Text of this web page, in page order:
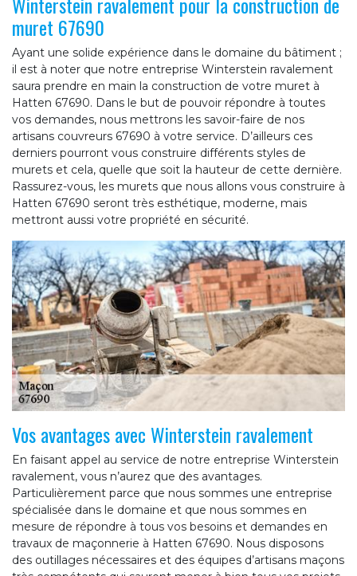
muret 67690
Ayant une solide expérience dans le domaine du bâtiment ;
il est à noter que notre entreprise Winterstein ravalement
saura prendre en main la construction de votre muret à
Hatten 67690. Dans le but de pouvoir répondre à toutes
vos demandes, nous mettrons les savoir-faire de nos
artisans couvreurs 67690 à votre service. D’ailleurs ces
derniers pourront vous construire différents styles de
murets et cela, quelle que soit la hauteur de cette dernière.
Rassurez-vous, les murets que nous allons vous construire à
Hatten 67690 seront très esthétique, moderne, mais
mettront aussi votre propriété en sécurité.
Vos avantages avec Winterstein ravalement
En faisant appel au service de notre entreprise Winterstein
ravalement, vous n’aurez que des avantages.
Particulièrement parce que nous sommes une entreprise
spécialisée dans le domaine et que nous sommes en
mesure de répondre à tous vos besoins et demandes en
travaux de maçonnerie à Hatten 67690. Nous disposons
des outillages nécessaires et des équipes d’artisans maçons